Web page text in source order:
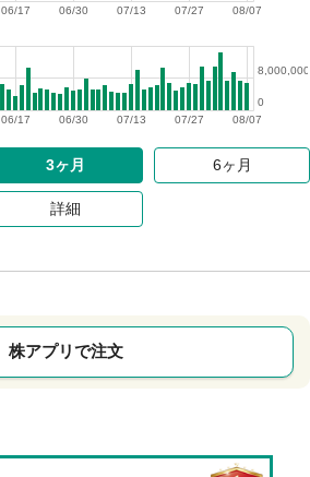
08/07
07/27
07/13
06/30
06/17
08/07
07/27
07/13
06/30
06/17
0
8,000,000
3ヶ月 6ヶ月
詳細
株アプリで注文